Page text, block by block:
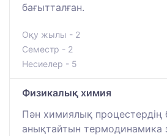
бағытталған.
Оқу жылы - 2
Семестр - 2
Несиелер - 5
Физикалық химия
Пән химиялық процестердің
анықтайтын термодинамика